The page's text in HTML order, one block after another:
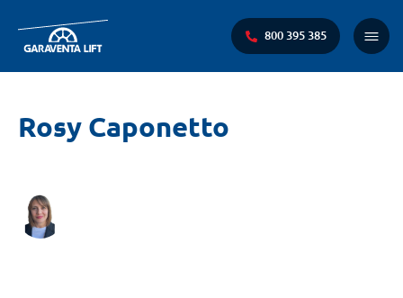
800 395 385
Menu
Ti
trovi
Rosy Caponetto